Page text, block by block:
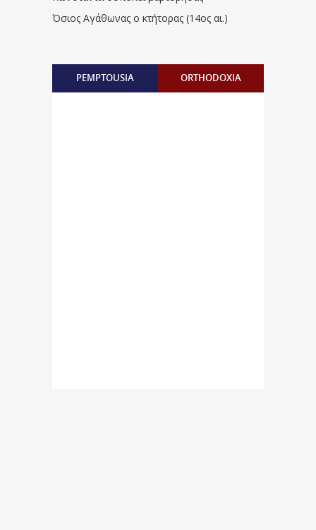
Όσιος Αγάθωνας ο κτήτορας (14ος αι.)
PEMPTOUSIA ORTHODOXIA